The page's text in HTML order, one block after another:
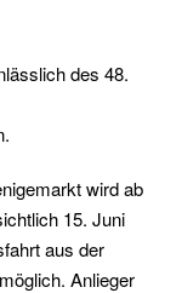
des 48.
wird ab
15. Juni
aus der
Anlieger